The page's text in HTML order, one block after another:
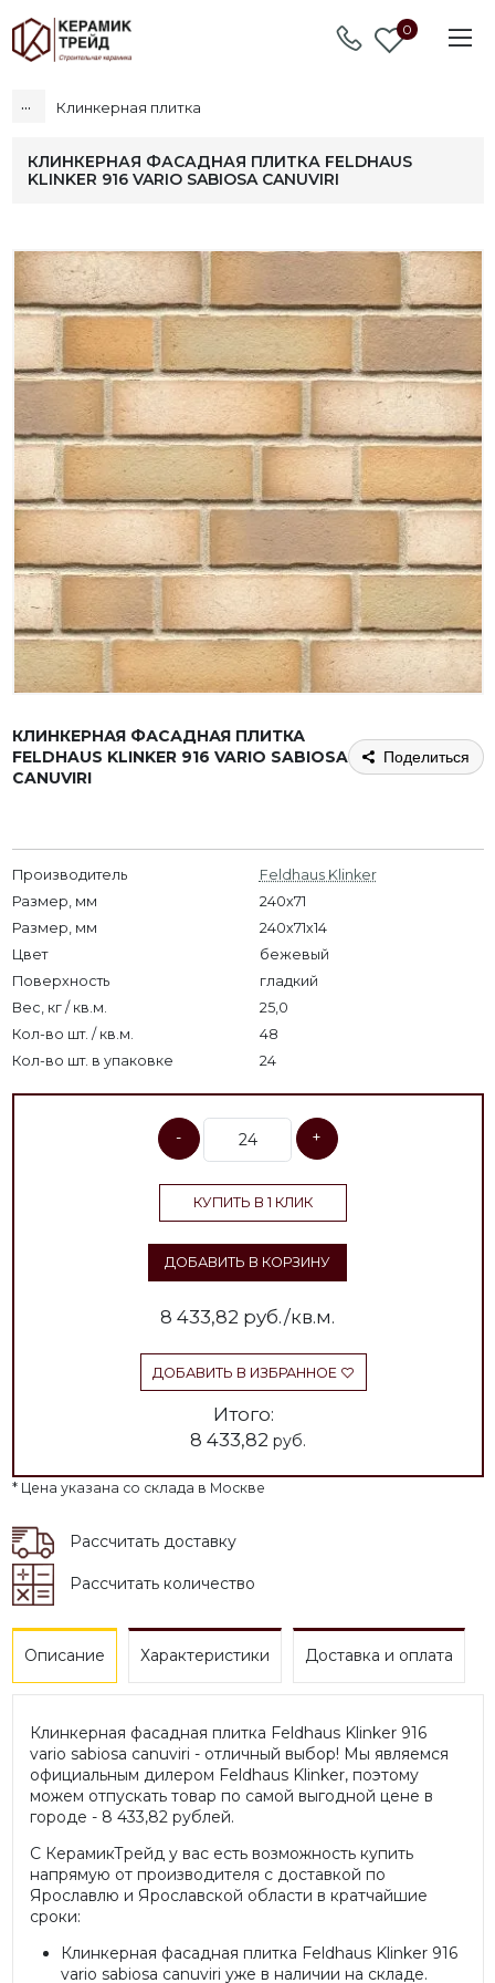
0
... Клинкерная плитка
КЛИНКЕРНАЯ ФАСАДНАЯ ПЛИТКА FELDHAUS
KLINKER 916 VARIO SABIOSA CANUVIRI
КЛИНКЕРНАЯ ФАСАДНАЯ ПЛИТКА
FELDHAUS KLINKER 916 VARIO SABIOSA
CANUVIRI
Поделиться
Производитель
Feldhaus Klinker
Размер, мм
240x71
Размер, мм
240х71х14
Цвет
бежевый
Поверхность
гладкий
Вес, кг / кв.м.
25,0
Кол-во шт. / кв.м.
48
Кол-во шт. в упаковке
24
- +
КУПИТЬ В 1 КЛИК
ДОБАВИТЬ В КОРЗИНУ
8 433,82 руб./кв.м.
ДОБАВИТЬ В ИЗБРАННОЕ
Итого:
8 433,82 руб.
* Цена указана со склада в Москве
Рассчитать доставку
Рассчитать количество
Описание Характеристики Доставка и оплата
Клинкерная фасадная плитка Feldhaus Klinker 916
vario sabiosa canuviri - отличный выбор! Мы являемся
официальным дилером Feldhaus Klinker, поэтому
можем отпускать товар по самой выгодной цене в
городе - 8 433,82 рублей.
С КерамикТрейд у вас есть возможность купить
напрямую от производителя с доставкой по
Ярославлю и Ярославской области в кратчайшие
сроки:
Клинкерная фасадная плитка Feldhaus Klinker 916
vario sabiosa canuviri уже в наличии на складе.